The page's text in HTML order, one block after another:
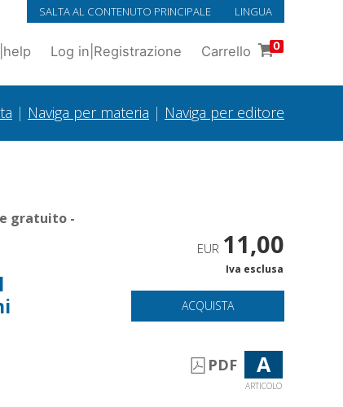
SALTA AL CONTENUTO PRINCIPALE LINGUA
help Log in Registrazione Carrello 0
| Naviga per materia | Naviga per editore
gratuito -
EUR 11,00
Iva esclusa
ACQUISTA
PDF A
ARTICOLO